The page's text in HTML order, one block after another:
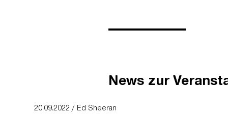
Um den Kauf
geplant möglich
Tel.: +49
News zur
20.09.2022 / Ed Sheeran